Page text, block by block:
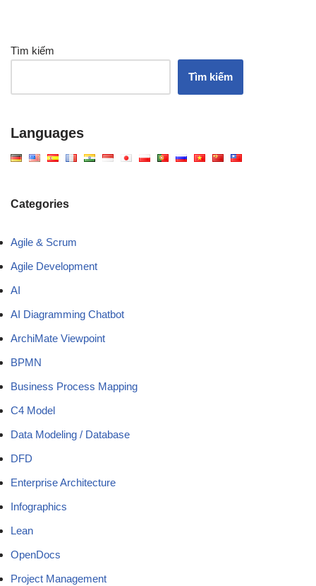
Tìm kiếm
Tìm kiếm
Languages
Categories
Agile & Scrum
Agile Development
AI
AI Diagramming Chatbot
ArchiMate Viewpoint
BPMN
Business Process Mapping
C4 Model
Data Modeling / Database
DFD
Enterprise Architecture
Infographics
Lean
OpenDocs
Project Management